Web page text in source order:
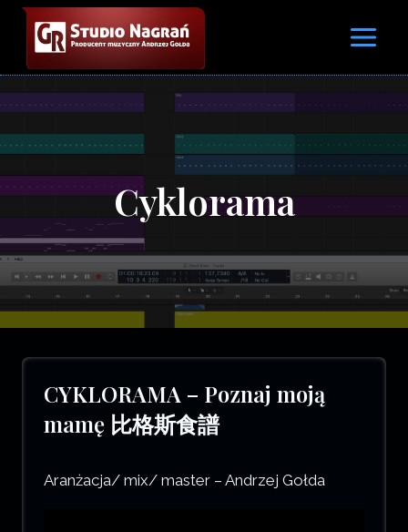
Przejdź
treści
Cyklorama
CYKLORAMA – Poznaj moją
mamę 比格斯食譜
Aranżacja/ mix/ master – Andrzej Gołda